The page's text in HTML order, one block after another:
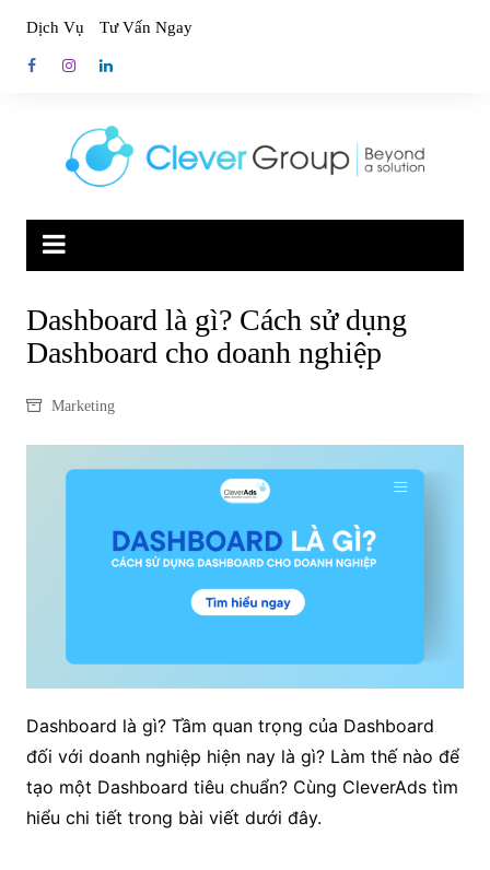
content
Dịch Vụ Tư Vấn Ngay
Dashboard là gì? Cách sử dụng
Dashboard cho doanh nghiệp
Marketing
Dashboard là gì? Tầm quan trọng của Dashboard
đối với doanh nghiệp hiện nay là gì? Làm thế nào để
tạo một Dashboard tiêu chuẩn? Cùng CleverAds tìm
hiểu chi tiết trong bài viết dưới đây.